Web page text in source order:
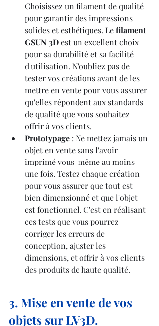
Choisissez un filament de qualité
pour garantir des impressions
solides et esthétiques. Le filament
GSUN 3D est un excellent choix
pour sa durabilité et sa facilité
d'utilisation. N'oubliez pas de
tester vos créations avant de les
mettre en vente pour vous assurer
qu'elles répondent aux standards
de qualité que vous souhaitez
offrir à vos clients.
Prototypage : Ne mettez jamais un
objet en vente sans l'avoir
imprimé vous-même au moins
une fois. Testez chaque création
pour vous assurer que tout est
bien dimensionné et que l'objet
est fonctionnel. C'est en réalisant
ces tests que vous pourrez
corriger les erreurs de
conception, ajuster les
dimensions, et offrir à vos clients
des produits de haute qualité.
3. Mise en vente de vos
objets sur LV3D.